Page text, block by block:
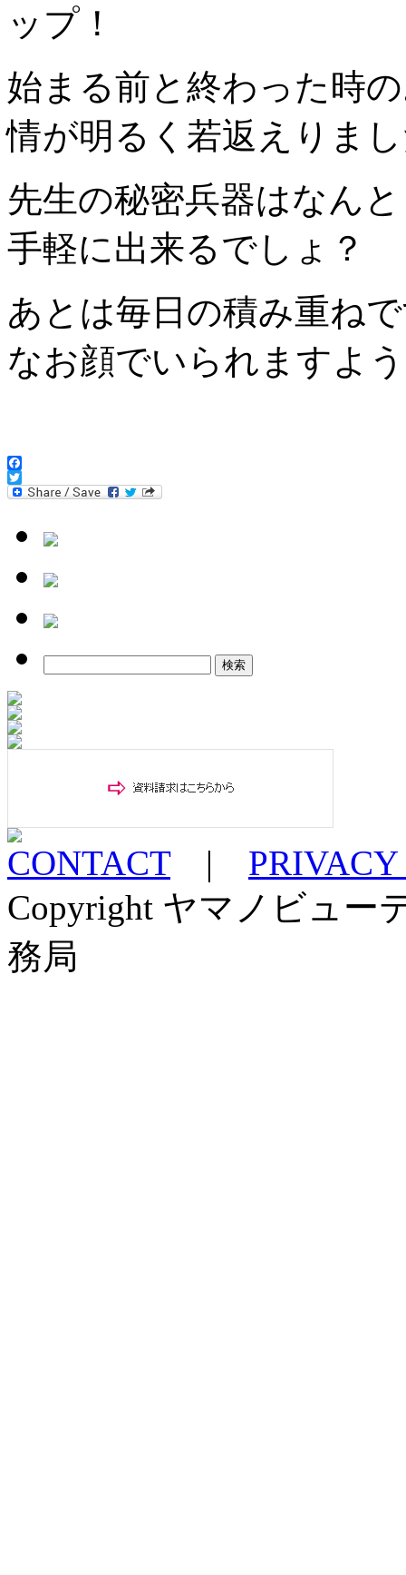
ップ！
始まる前と終わった時
情が明るく若返えりま
先生の秘密兵器はなん
手軽に出来るでしょ？
あとは毎日の積み重ね
なお顔でいられますよ
Facebook
Twitter
CONTACT|
Copyright ヤマノビュー
務局